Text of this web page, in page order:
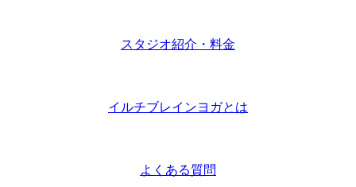
スタジオ紹介・料金
イルチブレインヨガとは
よくある質問